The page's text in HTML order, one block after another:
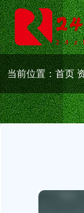
当前位置：首页